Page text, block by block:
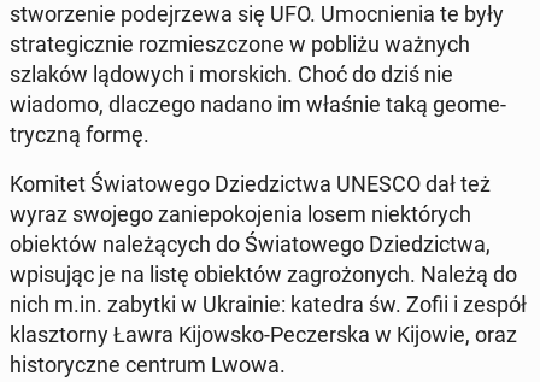
stwo­rze­nie po­dej­rze­wa się UFO. Umoc­nie­nia te były
stra­te­gicz­nie roz­miesz­czo­ne w pobliżu ważnych
szlaków lą­do­wych i mor­skich. Choć do dziś nie
wiadomo, dla­cze­go nadano im właśnie taką geo­me­
trycz­ną formę.
Komitet Świa­to­we­go Dzie­dzic­twa UNESCO dał też
wyraz swojego za­nie­po­ko­je­nia losem nie­któ­rych
obiek­tów na­le­żą­cych do Świa­to­we­go Dzie­dzic­twa,
wpi­su­jąc je na listę obiek­tów za­gro­żo­nych. Należą do
nich m.in. zabytki w Ukra­inie: katedra św. Zofii i zespół
klasz­tor­ny Ławra Ki­jow­sko-Pe­czer­ska w Kijowie, oraz
hi­sto­rycz­ne centrum Lwowa.